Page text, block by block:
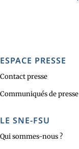
ESPACE PRESSE
Contact presse
Communiqués de presse
LE SNE-FSU
Qui sommes-nous ?